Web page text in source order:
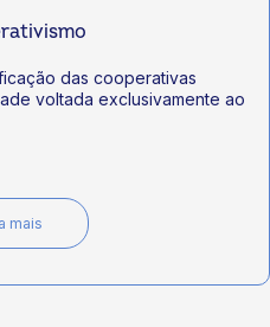
das cooperativas
voltada exclusivamente ao
mais